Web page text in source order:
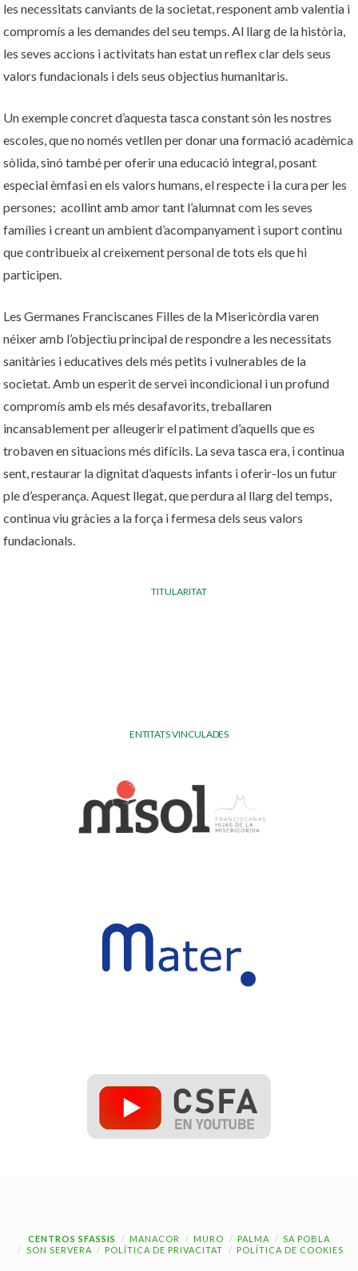
les necessitats canviants de la societat, responent amb valentia i
compromís a les demandes del seu temps. Al llarg de la història,
les seves accions i activitats han estat un reflex clar dels seus
valors fundacionals i dels seus objectius humanitaris.
Un exemple concret d’aquesta tasca constant són les nostres
escoles, que no només vetllen per donar una formació acadèmica
sòlida, sinó també per oferir una educació integral, posant
especial èmfasi en els valors humans, el respecte i la cura per les
persones; acollint amb amor tant l’alumnat com les seves
famílies i creant un ambient d’acompanyament i suport continu
que contribueix al creixement personal de tots els que hi
participen.
Les Germanes Franciscanes Filles de la Misericòrdia varen
néixer amb l’objectiu principal de respondre a les necessitats
sanitàries i educatives dels més petits i vulnerables de la
societat. Amb un esperit de servei incondicional i un profund
compromís amb els més desafavorits, treballaren
incansablement per alleugerir el patiment d’aquells que es
trobaven en situacions més difícils. La seva tasca era, i continua
sent, restaurar la dignitat d’aquests infants i oferir-los un futur
ple d’esperança. Aquest llegat, que perdura al llarg del temps,
continua viu gràcies a la força i fermesa dels seus valors
fundacionals.
TITULARITAT
ENTITATS VINCULADES
CENTROS SFASSIS MANACOR MURO PALMA
SA POBLA
SON SERVERA
POLÍTICA DE PRIVACITAT POLÍTICA DE COOKIES